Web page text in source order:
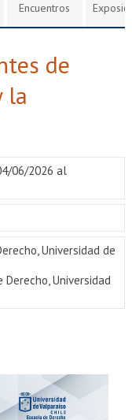
Estudiantes
Funcionarios
Encuentros
de
la
06/2026 al
Universidad de
Universidad